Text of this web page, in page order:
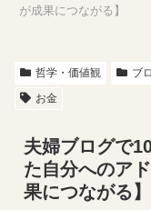
が成果につながる】
哲学・価値観 ブ
お金
夫婦ブログで
た自分へのア
果につながる】